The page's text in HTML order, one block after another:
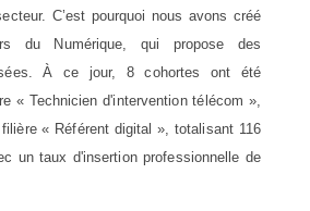
C’est pourquoi nous avons créé
du Numérique, qui propose des
À ce jour, 8 cohortes ont été
« Technicien d'intervention télécom »,
« Référent digital », totalisant 116
un taux d'insertion professionnelle de